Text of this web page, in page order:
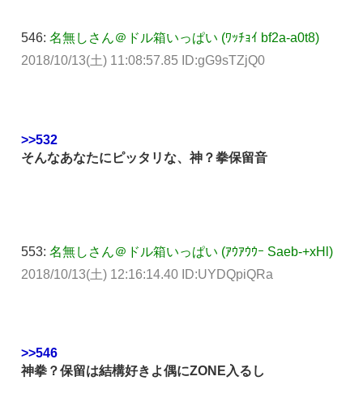
546: 名無しさん＠ドル箱いっぱい (ﾜｯﾁｮｲ bf2a-a0t8)
2018/10/13(土) 11:08:57.85 ID:gG9sTZjQ0
>>532
そんなあなたにピッタリな、神？拳保留音
553: 名無しさん＠ドル箱いっぱい (ｱｳｱｳｳｰ Saeb-+xHl)
2018/10/13(土) 12:16:14.40 ID:UYDQpiQRa
>>546
神拳？保留は結構好きよ偶にZONE入るし